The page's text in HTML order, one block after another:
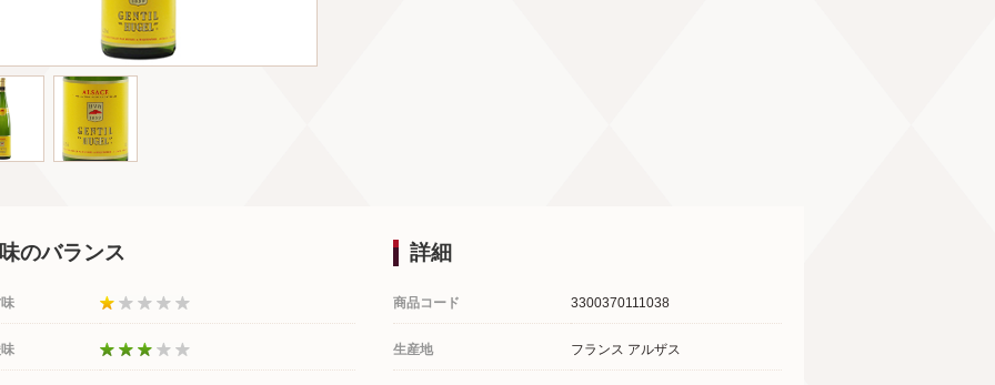
詳細
商品コード 3300370111038
生産地 フランス アルザス
味のバランス